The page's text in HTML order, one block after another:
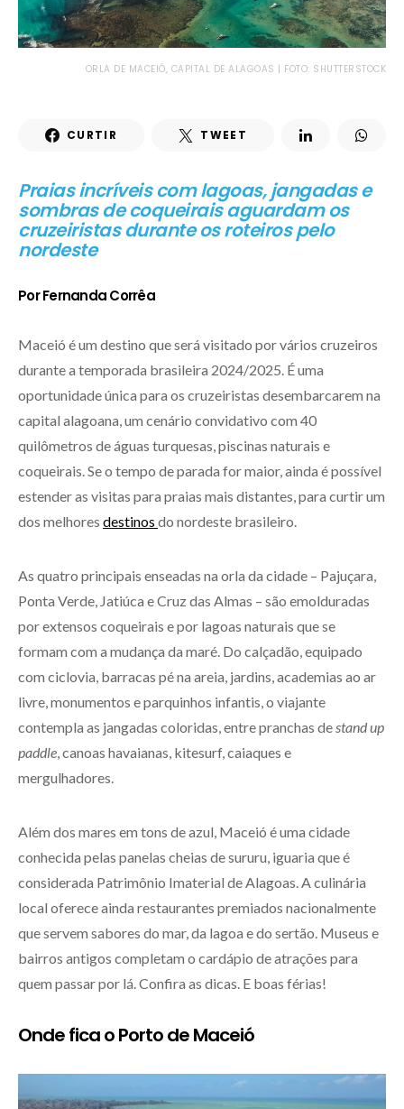
ORLA DE MACEIÓ, CAPITAL DE ALAGOAS | FOTO: SHUTTERSTOCK
CURTIR TWEET
Praias incríveis com lagoas, jangadas e
sombras de coqueirais aguardam os
cruzeiristas durante os roteiros pelo
nordeste
Por Fernanda Corrêa
Maceió é um destino que será visitado por vários cruzeiros
durante a temporada brasileira 2024/2025. É uma
oportunidade única para os cruzeiristas desembarcarem na
capital alagoana, um cenário convidativo com 40
quilômetros de águas turquesas, piscinas naturais e
coqueirais. Se o tempo de parada for maior, ainda é possível
estender as visitas para praias mais distantes, para curtir um
dos melhores destinos do nordeste brasileiro.
As quatro principais enseadas na orla da cidade – Pajuçara,
Ponta Verde, Jatiúca e Cruz das Almas – são emolduradas
por extensos coqueirais e por lagoas naturais que se
formam com a mudança da maré. Do calçadão, equipado
com ciclovia, barracas pé na areia, jardins, academias ao ar
livre, monumentos e parquinhos infantis, o viajante
contempla as jangadas coloridas, entre pranchas destand up
paddle, canoas havaianas, kitesurf, caiaques e
mergulhadores.
Além dos mares em tons de azul, Maceió é uma cidade
conhecida pelas panelas cheias de sururu, iguaria que é
considerada Patrimônio Imaterial de Alagoas. A culinária
local oferece ainda restaurantes premiados nacionalmente
que servem sabores do mar, da lagoa e do sertão. Museus e
bairros antigos completam o cardápio de atrações para
quem passar por lá. Confira as dicas. E boas férias!
Onde fica o Porto de Maceió